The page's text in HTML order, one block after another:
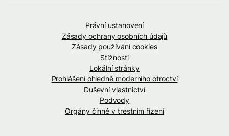
Právní ustanovení
Zásady ochrany osobních údajů
Zásady používání cookies
Stížnosti
Lokální stránky
Prohlášení ohledně moderního otroctví
Duševní vlastnictví
Podvody
Orgány činné v trestním řízení